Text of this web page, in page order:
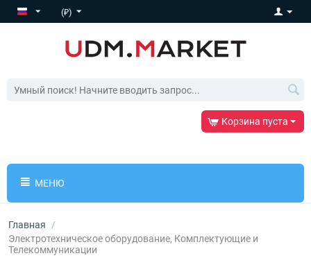
(₽)
Корзина пуста
МЕНЮ
Главная
/
Электротехническое оборудование, Комплектующие и
Телекоммуникации